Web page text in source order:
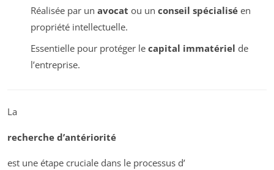
Réalisée par un avocat ou un conseil spécialiséen
propriété intellectuelle.
Essentielle pour protéger le capital immatériel de
l’entreprise.
La
recherche d’antériorité
est une étape cruciale dans le processus d’